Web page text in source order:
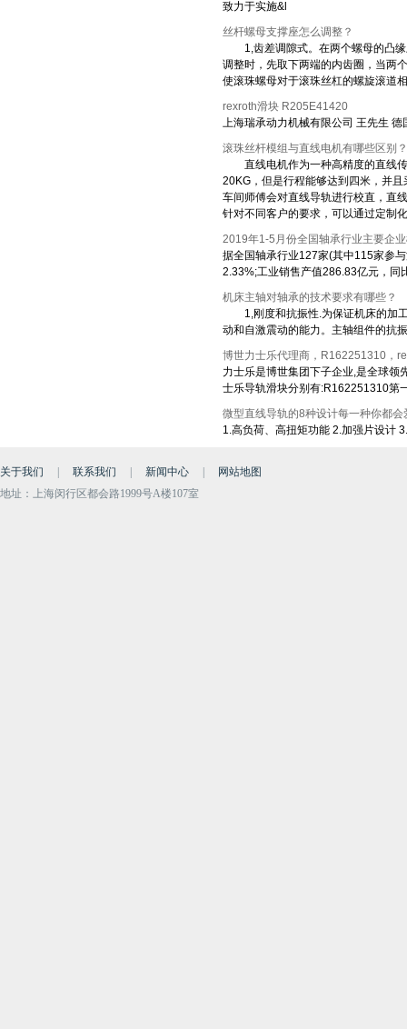
致力于实施&l
丝杆螺母支撑座怎么调整？
1,齿差调隙式。在两个螺母的凸缘
调整时，先取下两端的内齿圈，当两
使滚珠螺母对于滚珠丝杠的螺旋滚道
rexroth滑块 R205E41420
上海瑞承动力机械有限公司 王先生
滚珠丝杆模组与直线电机有哪些区别？
直线电机作为一种高精度的直线传
20KG，但是行程能够达到四米，并
车间师傅会对直线导轨进行校直，直
针对不同客户的要求，可以通过定制
2019年1-5月份全国轴承行业主要企
据全国轴承行业127家(其中115家参
2.33%;工业销售产值286.83亿元，同
机床主轴对轴承的技术要求有哪些？
1,刚度和抗振性.为保证机床的加工
动和自激震动的能力。主轴组件的抗
博世力士乐代理商，R162251310，
力士乐是博世集团下子企业,是全球领
士乐导轨滑块分别有:R162251310第
微型直线导轨的8种设计每一种你都会
1.高负荷、高扭矩功能 2.加强片设计
关于我们 联系我们 新闻中心
网站地图
地址：上海闵行区都会路1999号A楼107室